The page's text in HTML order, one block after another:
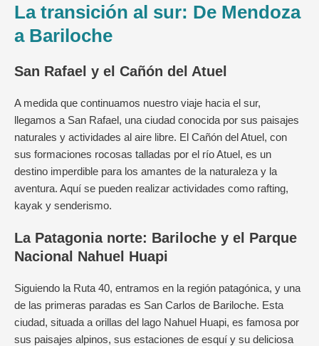
La transición al sur: De Mendoza
a Bariloche
San Rafael y el Cañón del Atuel
A medida que continuamos nuestro viaje hacia el sur,
llegamos a San Rafael, una ciudad conocida por sus paisajes
naturales y actividades al aire libre. El Cañón del Atuel, con
sus formaciones rocosas talladas por el río Atuel, es un
destino imperdible para los amantes de la naturaleza y la
aventura. Aquí se pueden realizar actividades como rafting,
kayak y senderismo.
La Patagonia norte: Bariloche y el Parque
Nacional Nahuel Huapi
Siguiendo la Ruta 40, entramos en la región patagónica, y una
de las primeras paradas es San Carlos de Bariloche. Esta
ciudad, situada a orillas del lago Nahuel Huapi, es famosa por
sus paisajes alpinos, sus estaciones de esquí y su deliciosa